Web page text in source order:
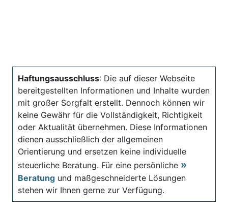
Haftungsausschluss: Die auf dieser Webseite
bereitgestellten Informationen und Inhalte wurden
mit großer Sorgfalt erstellt. Dennoch können wir
keine Gewähr für die Vollständigkeit, Richtigkeit
oder Aktualität übernehmen. Diese Informationen
dienen ausschließlich der allgemeinen
Orientierung und ersetzen keine individuelle
steuerliche Beratung. Für eine persönliche
Beratung und maßgeschneiderte Lösungen
stehen wir Ihnen gerne zur Verfügung.